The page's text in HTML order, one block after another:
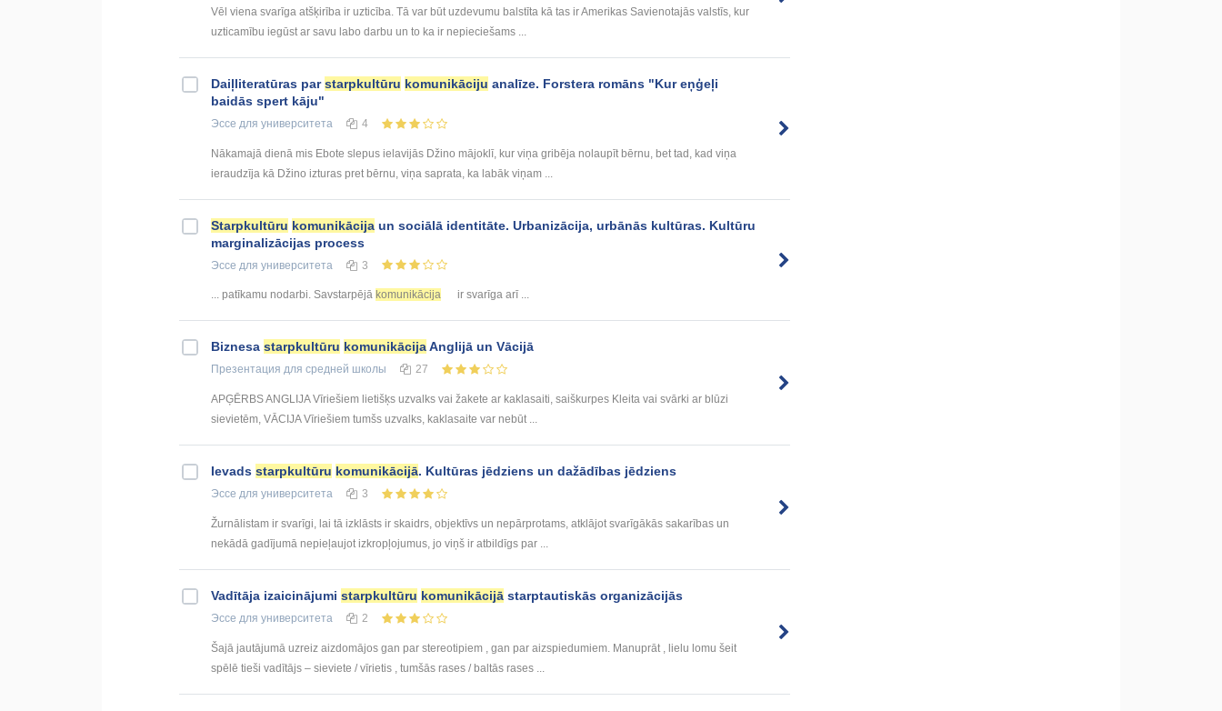
Vēl viena svarīga atšķirība ir uzticība. Tā var būt uzdevumu balstīta kā tas ir Amerikas Savienotajās valstīs, kur
uzticamību iegūst ar savu labo darbu un to ka ir nepieciešams ...
Daiļliteratūras parstarpkultūru komunikāciju analīze. Forstera romāns "Kur eņģeļi
baidās spert kāju"
Эссе для университета 4
Nākamajā dienā mis Ebote slepus ielavijās Džino mājoklī, kur viņa gribēja nolaupīt bērnu, bet tad, kad viņa
ieraudzīja kā Džino izturas pret bērnu, viņa saprata, ka labāk viņam ...
Starpkultūru komunikācija un sociālā identitāte. Urbanizācija, urbānās kultūras. Kultūru
marginalizācijas process
Эссе для университета 3
... patīkamu nodarbi. Savstarpējā komunikācija ir svarīga arī ...
Biznesa starpkultūru komunikācijaAnglijā un Vācijā
Презентация для средней школы 27
APĢĒRBS ANGLIJA Vīriešiem lietišķs uzvalks vai žakete ar kaklasaiti, saiškurpes Kleita vai svārki ar blūzi
sievietēm, VĀCIJA Vīriešiem tumšs uzvalks, kaklasaite var nebūt ...
Ievads starpkultūru komunikācijā. Kultūras jēdziens un dažādības jēdziens
Эссе для университета 3
Žurnālistam ir svarīgi, lai tā izklāsts ir skaidrs, objektīvs un nepārprotams, atklājot svarīgākās sakarības un
nekādā gadījumā nepieļaujot izkropļojumus, jo viņš ir atbildīgs par ...
Vadītāja izaicinājumi starpkultūru komunikācijā starptautiskās organizācijās
Эссе для университета 2
Šajā jautājumā uzreiz aizdomājos gan par stereotipiem , gan par aizspiedumiem. Manuprāt , lielu lomu šeit
spēlē tieši vadītājs – sieviete / vīrietis , tumšās rases / baltās rases ...